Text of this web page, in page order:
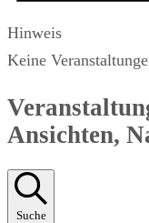
Hinweis
Keine
Ansichten,
Suche